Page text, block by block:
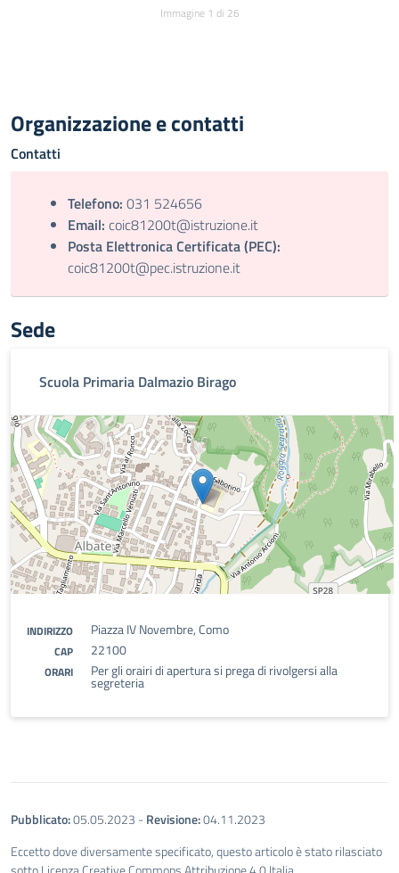
Immagine 1 di 26
Organizzazione e contatti
Contatti
Telefono: 031 524656
Email: coic81200t@istruzione.it
Posta Elettronica Certificata (PEC):
coic81200t@pec.istruzione.it
Sede
Scuola Primaria Dalmazio Birago
INDIRIZZO Piazza IV Novembre, Como
CAP 22100
ORARI Per gli orairi di apertura si prega di rivolgersi alla
segreteria
Pubblicato:05.05.2023 -Revisione:04.11.2023
Eccetto dove diversamente specificato, questo articolo è stato rilasciato